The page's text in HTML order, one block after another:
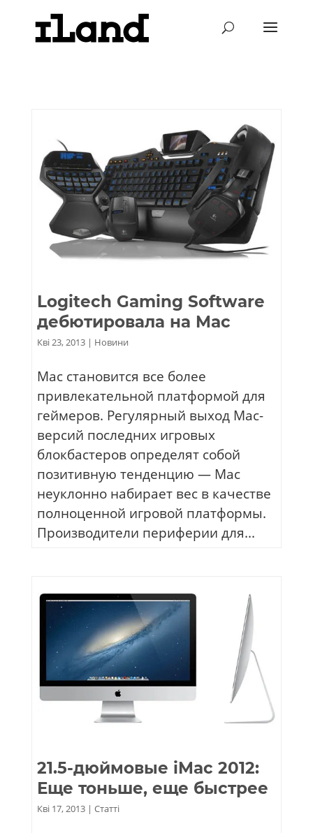
Logitech Gaming Software
дебютировала на Mac
Кві 23, 2013| Новини
Mac становится все более
привлекательной платформой для
геймеров. Регулярный выход Mac-
версий последних игровых
блокбастеров определят собой
позитивную тенденцию — Mac
неуклонно набирает вес в качестве
полноценной игровой платформы.
Производители периферии для...
21.5-дюймовые iMac 2012:
Еще тоньше, еще быстрее
Кві 17, 2013| Статті